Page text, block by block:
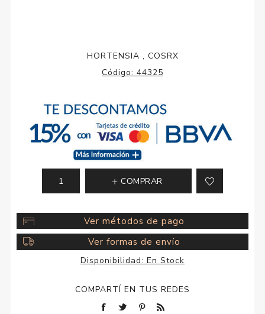
HORTENSIA , COSRX
Código: 44325
COMPRAR
Ver métodos de pago
Ver formas de envío
Disponibilidad: En Stock
COMPARTÍ EN TUS REDES